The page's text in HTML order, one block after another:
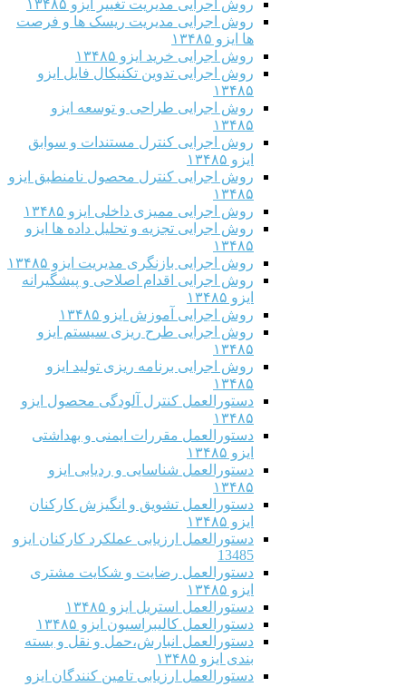
روش اجرایی مدیریت تغییر ایزو ۱۳۴۸۵
روش اجرایی مدیریت ریسک ها و فرصت
ها ایزو ۱۳۴۸۵
روش اجرایی خرید ایزو ۱۳۴۸۵
روش اجرایی تدوین تکنیکال فایل ایزو
۱۳۴۸۵
روش اجرایی طراحی و توسعه ایزو
۱۳۴۸۵
روش اجرایی کنترل مستندات و سوابق
ایزو ۱۳۴۸۵
روش اجرایی کنترل محصول نامنطبق ایزو
۱۳۴۸۵
روش اجرایی ممیزی داخلی ایزو ۱۳۴۸۵
روش اجرایی تجزیه و تحلیل داده ها ایزو
۱۳۴۸۵
روش اجرایی بازنگری مدیریت ایزو ۱۳۴۸۵
روش اجرایی اقدام اصلاحی و پیشگیرانه
ایزو ۱۳۴۸۵
روش اجرایی آموزش ایزو ۱۳۴۸۵
روش اجرایی طرح ریزی سیستم ایزو
۱۳۴۸۵
روش اجرایی برنامه ریزی تولید ایزو
۱۳۴۸۵
دستورالعمل کنترل آلودگی محصول ایزو
۱۳۴۸۵
دستورالعمل مقررات ایمنی و بهداشتی
ایزو ۱۳۴۸۵
دستورالعمل شناسایی و ردیابی ایزو
۱۳۴۸۵
دستورالعمل تشویق و انگیزش کارکنان
ایزو ۱۳۴۸۵
دستورالعمل ارزیابی عملکرد کارکنان ایزو
13485
دستورالعمل رضایت و شکایت مشتری
ایزو ۱۳۴۸۵
دستورالعمل استریل ایزو ۱۳۴۸۵
دستورالعمل کالیبراسیون ایزو ۱۳۴۸۵
دستورالعمل انبارش،حمل و نقل و بسته
بندی ایزو ۱۳۴۸۵
دستورالعمل ارزیابی تامین کنندگان ایزو